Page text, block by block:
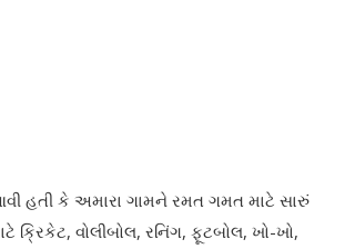
હતી કે અમારા ગામને રમત ગમત માટે સારું
ક્રિકેટ, વોલીબોલ, રનિંગ, ફૂટબોલ, ખો-ખો,